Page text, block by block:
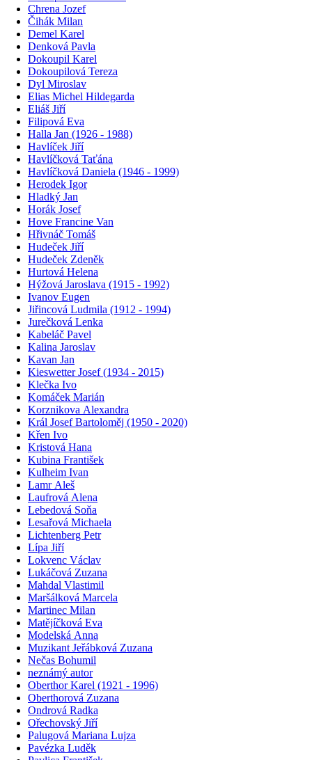
Chrena Jozef
Čihák Milan
Demel Karel
Denková Pavla
Dokoupil Karel
Dokoupilová Tereza
Dyl Miroslav
Elias Michel Hildegarda
Eliáš Jiří
Filipová Eva
Halla Jan (1926 - 1988)
Havlíček Jiří
Havlíčková Taťána
Havlíčková Daniela (1946 - 1999)
Herodek Igor
Hladký Jan
Horák Josef
Hove Francine Van
Hřivnáč Tomáš
Hudeček Jiří
Hudeček Zdeněk
Hurtová Helena
Hýžová Jaroslava (1915 - 1992)
Ivanov Eugen
Jiřincová Ludmila (1912 - 1994)
Jurečková Lenka
Kabeláč Pavel
Kalina Jaroslav
Kavan Jan
Kieswetter Josef (1934 - 2015)
Klečka Ivo
Komáček Marián
Korznikova Alexandra
Král Josef Bartoloměj (1950 - 2020)
Křen Ivo
Kristová Hana
Kubina František
Kulheim Ivan
Lamr Aleš
Laufrová Alena
Lebedová Soňa
Lesařová Michaela
Lichtenberg Petr
Lípa Jiří
Lokvenc Václav
Lukáčová Zuzana
Mahdal Vlastimil
Maršálková Marcela
Martinec Milan
Matějíčková Eva
Modelská Anna
Muzikant Jeřábková Zuzana
Nečas Bohumil
neznámý autor
Oberthor Karel (1921 - 1996)
Oberthorová Zuzana
Ondrová Radka
Ořechovský Jiří
Palugová Mariana Lujza
Pavézka Luděk